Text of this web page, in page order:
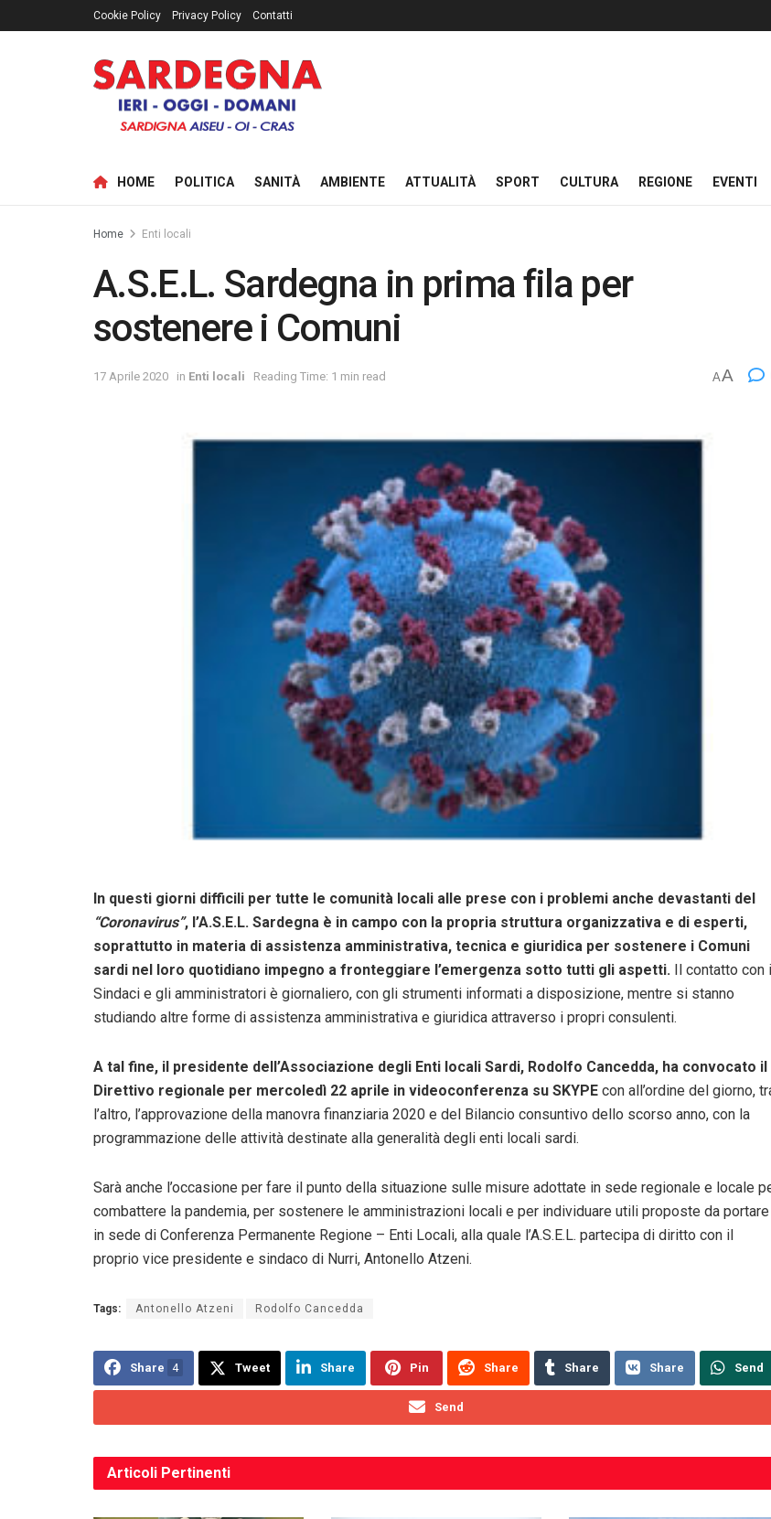
Cookie Policy Privacy Policy Contatti
HOME POLITICA SANITÀ AMBIENTE ATTUALITÀ SPORT CULTURA REGIONE EVENTI
Home Enti locali
A.S.E.L. Sardegna in prima fila per
sostenere i Comuni
17 Aprile 2020 in Enti locali Reading Time: 1 min read AA
In questi giorni difficili per tutte le comunità locali alle prese con i problemi anche devastanti del
“Coronavirus”, l’A.S.E.L. Sardegna è in campo con la propria struttura organizzativa e di esperti,
soprattutto in materia di assistenza amministrativa, tecnica e giuridica per sostenere i Comuni
sardi nel loro quotidiano impegno a fronteggiare l’emergenza sotto tutti gli aspetti. Il contatto con i
Sindaci e gli amministratori è giornaliero, con gli strumenti informati a disposizione, mentre si stanno
studiando altre forme di assistenza amministrativa e giuridica attraverso i propri consulenti.
A tal fine, il presidente dell’Associazione degli Enti locali Sardi, Rodolfo Cancedda, ha convocato il
Direttivo regionale per mercoledì 22 aprile in videoconferenza su SKYPE con all’ordine del giorno,
l’altro, l’approvazione della manovra finanziaria 2020 e del Bilancio consuntivo dello scorso anno, con la
programmazione delle attività destinate alla generalità degli enti locali sardi.
Sarà anche l’occasione per fare il punto della situazione sulle misure adottate in sede regionale e locale
combattere la pandemia, per sostenere le amministrazioni locali e per individuare utili proposte da portare
in sede di Conferenza Permanente Regione – Enti Locali, alla quale l’A.S.E.L. partecipa di diritto con il
proprio vice presidente e sindaco di Nurri, Antonello Atzeni.
Tags: Antonello Atzeni Rodolfo Cancedda
Share 4 Tweet Share Pin Share Share Share Send
Send
Articoli Pertinenti